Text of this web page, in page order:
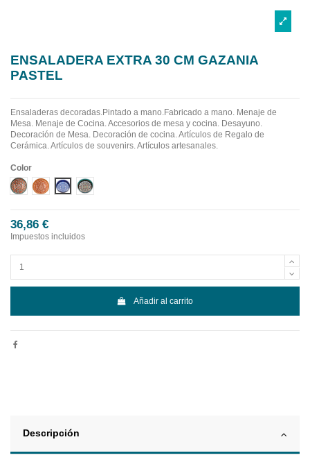
ENSALADERA EXTRA 30 CM GAZANIA
PASTEL
Ensaladeras decoradas.Pintado a mano.Fabricado a mano. Menaje de
Mesa. Menaje de Cocina. Accesorios de mesa y cocina. Desayuno.
Decoración de Mesa. Decoración de cocina. Artículos de Regalo de
Cerámica. Artículos de souvenirs. Artículos artesanales.
Color
Diseño 1Diseño 2Diseño 3Diseño 4
36,86 €
Impuestos incluidos
Añadir al carrito
Descripción